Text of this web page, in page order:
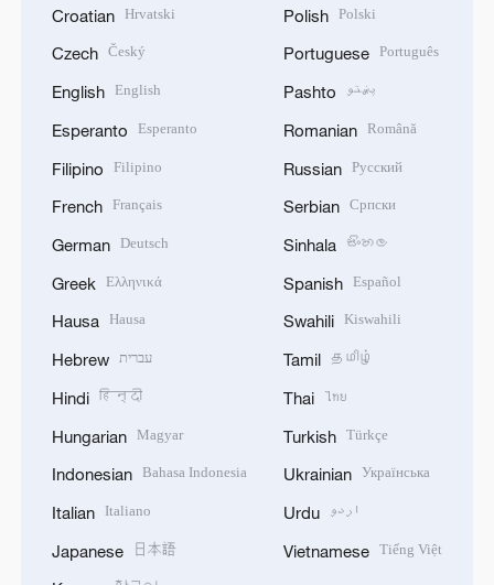
Croatian Hrvatski
Czech Český
English English
Esperanto Esperanto
Filipino Filipino
French Français
German Deutsch
Greek Ελληνικά
Hausa Hausa
Hebrew עברית
Hindi हिन्दी
Hungarian Magyar
Indonesian Bahasa Indonesia
Italian Italiano
Japanese 日本語
Polish Polski
Portuguese Português
Pashto پښتو
Romanian Română
Russian Русский
Serbian Српски
Sinhala සිංහල
Spanish Español
Swahili Kiswahili
Tamil தமிழ்
Thai ไทย
Turkish Türkçe
Ukrainian Українська
Urdu اردو
Vietnamese Tiếng Việt